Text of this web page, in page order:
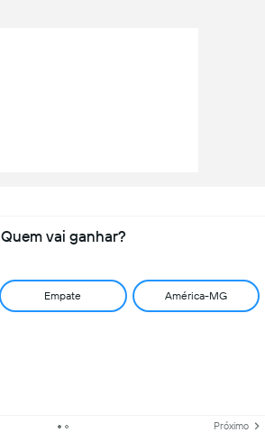
Quem vai ganhar?
Empate América-MG
Próximo